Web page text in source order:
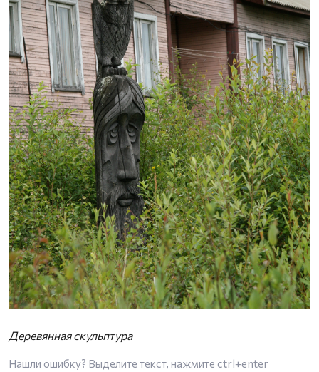
Деревянная скульптура
Нашли ошибку? Выделите текст, нажмите ctrl+enter